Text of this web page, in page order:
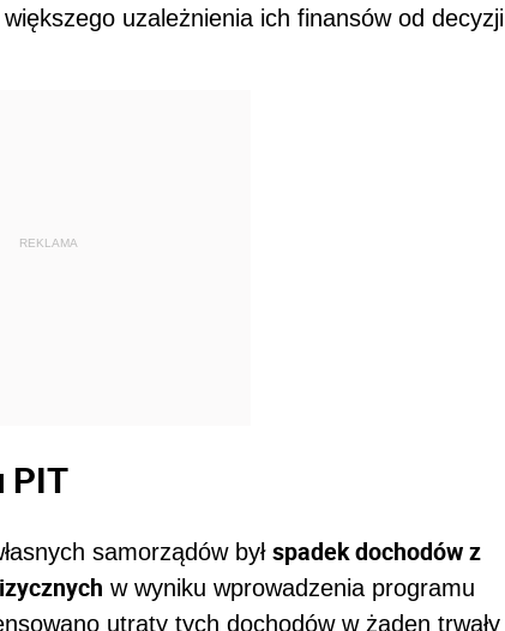
uzależnienia ich finansów od decyzji
REKLAMA
PIT
samorządów był spadek dochodów z
w wyniku wprowadzenia programu
utraty tych dochodów w żaden trwały